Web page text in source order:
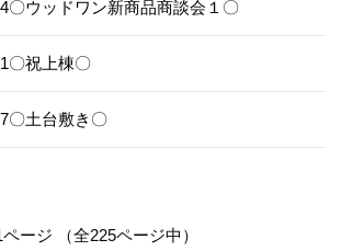
〇ウッドワン新商品商談会１〇
〇祝上棟〇
〇土台敷き〇
ページ （全225ページ中）